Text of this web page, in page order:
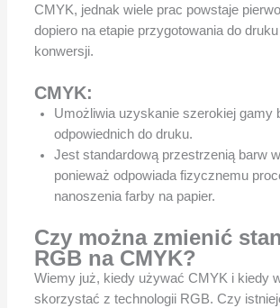
CMYK, jednak wiele prac powstaje
dopiero na etapie przygotowania do
konwersji.
CMYK:
Umożliwia uzyskanie szerokiej gamy
odpowiednich do druku.
Jest standardową przestrzenią barw
ponieważ odpowiada fizycznemu
nanoszenia farby na papier.
Czy można zmienić
RGB na CMYK?
Wiemy już, kiedy używać CMYK i kiedy
skorzystać z technologii RGB. Czy